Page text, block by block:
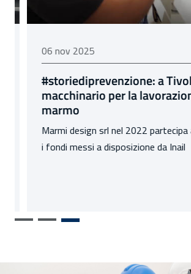
06 novembre 2025
06 nov 2025
#storiediprevenzione: a Tivoli
macchinario per la
marmo
Marmi design srl nel 2022 partecipa al
i fondi messi a disposizione da Inail